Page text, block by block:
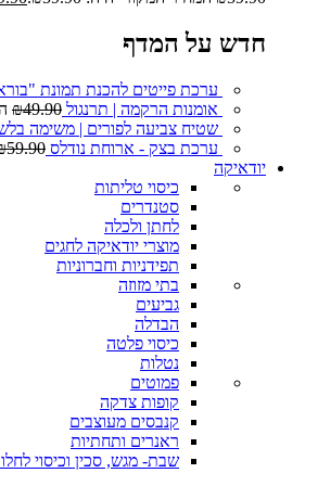
חדש על המדף
ערכת פייטים להכנת תמונת
אומנות הרקמה | תרנגול
₪49.90
שטיח צביעה לפורים | משימה
ערכת בצק - ארוחת נודלס 59.90
יודאיקה
כיסוי טליתות
סטנדרים
לחתן ולכלה
מוצרי יודאיקה לחגים
תפידניות וחברוניות
בתי מזוזה
גביעים
הבדלה
כיסוי פלטה
נטלות
פמוטים
קופות צדקה
קנבסים מעוצבים
ראנרים ותחתיות
שבת- מגש, סכין וכיסוי